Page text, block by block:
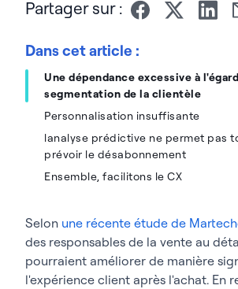
Partager sur :
Dans cet article :
Une dépendance excessive à
segmentation de la clientèle
Personnalisation insuffisante
lanalyse prédictive ne permet pas
prévoir le désabonnement
Ensemble, facilitons le CX
Selon une récente étude de
des responsables de la vente au
pourraient améliorer de manière
l'expérience client après l'achat. En